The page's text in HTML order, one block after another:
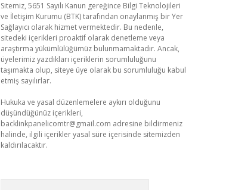
Sitemiz, 5651 Sayılı Kanun gereğince Bilgi Teknolojileri
ve İletişim Kurumu (BTK) tarafından onaylanmış bir Yer
Sağlayıcı olarak hizmet vermektedir. Bu nedenle,
sitedeki içerikleri proaktif olarak denetleme veya
araştırma yükümlülüğümüz bulunmamaktadır. Ancak,
üyelerimiz yazdıkları içeriklerin sorumluluğunu
taşımakta olup, siteye üye olarak bu sorumluluğu kabul
etmiş sayılırlar.
Hukuka ve yasal düzenlemelere aykırı olduğunu
düşündüğünüz içerikleri,
backlinkpanelicomtr@gmail.com adresine bildirmeniz
halinde, ilgili içerikler yasal süre içerisinde sitemizden
kaldırılacaktır.